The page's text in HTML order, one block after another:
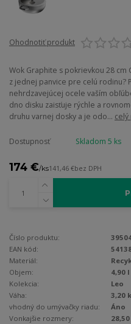
Ohodnotiť produkt
Wok Graphite s pokrievkou 28
z jednej panvice pre celú rodinu?
nehrdzavejúcej ocele vaším
dno disku zaisťuje rýchle a
druhu varnej dosky a je odo...
Dostupnosť Skladom 5 ks
174 €/ks141,46 €bez DPH
Číslo produktu:
EAN kód:
Materiál:
Objem:
4,90 l
Kolekcia:
Leo
Váha:
3,20
vhodný do umývačky riadu:
Áno
Vonkajšie rozmery: